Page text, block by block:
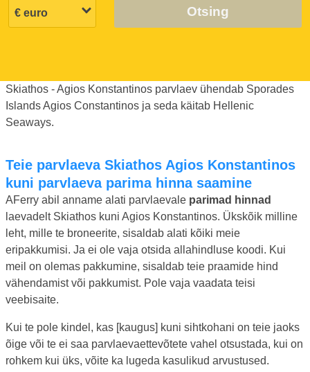
Otsing
Skiathos - Agios Konstantinos parvlaev ühendab Sporades
Islands Agios Constantinos ja seda käitab Hellenic
Seaways.
Teie parvlaeva Skiathos Agios Konstantinos
kuni parvlaeva parima hinna saamine
AFerry abil anname alati parvlaevale parimad hinnad
laevadelt Skiathos kuni Agios Konstantinos. Ükskõik milline
leht, mille te broneerite, sisaldab alati kõiki meie
eripakkumisi. Ja ei ole vaja otsida allahindluse koodi. Kui
meil on olemas pakkumine, sisaldab teie praamide hind
vähendamist või pakkumist. Pole vaja vaadata teisi
veebisaite.
Kui te pole kindel, kas [kaugus] kuni sihtkohani on teie jaoks
õige või te ei saa parvlaevaettevõtete vahel otsustada, kui on
rohkem kui üks, võite ka lugeda kasulikud arvustused.